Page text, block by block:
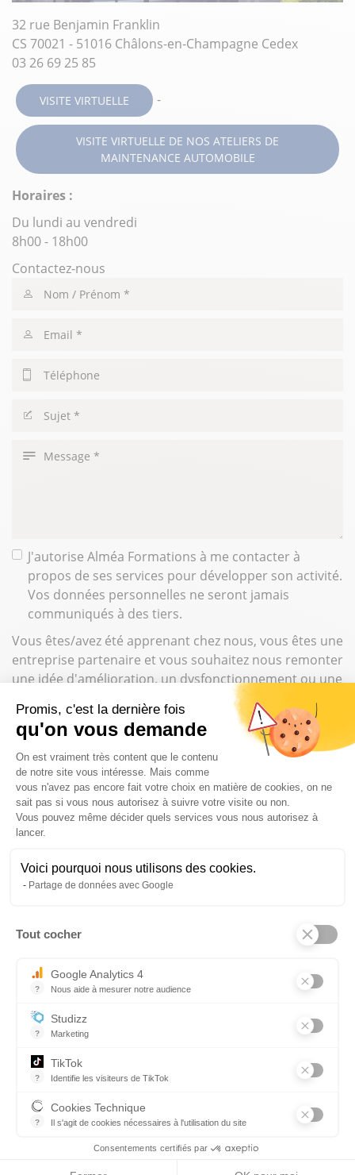
Promis, c'est la dernière fois
qu'on vous demande
Plateforme de Gestion du
On est vraiment très content que le contenu
de notre site vous intéresse. Mais comme
vous n'avez pas encore fait votre choix en matière de cookies, on ne
sait pas si vous nous autorisez à suivre votre visite ou non.
Vous pouvez même décider quels services vous nous autorisez à
lancer.
Voici pourquoi nous utilisons des cookies.
Partage de données avec Google
Tout cocher
?
Google Analytics 4
Nous aide à mesurer notre audience
?
Studizz
Marketing
?
TikTok
Identifie les visiteurs de TikTok
?
Cookies Technique
Il s'agit de cookies nécessaires à l'utilisation du site
Consentements certifiés par
32 rue Benjamin Franklin
CS 70021 - 51016 Châlons-en-Champagne Cedex
03 26 69 25 85
VISITE VIRTUELLE -
VISITE VIRTUELLE DE NOS ATELIERS DE
MAINTENANCE AUTOMOBILE
Horaires :
Du lundi au vendredi
8h00 - 18h00
Contactez-nous
Nom
Email
Téléphone
Sujet
Message
J'autorise Alméa Formations à me contacter à
propos de ses services pour développer son activité.
Vos données personnelles ne seront jamais
communiqués à des tiers.
Vous êtes/avez été apprenant chez nous, vous êtes une
entreprise partenaire et vous souhaitez nous remonter
une idée d'amélioration, un dysfonctionnement ou une
* Champs requis
CAPTCHA
ENVOYER
Partenaires